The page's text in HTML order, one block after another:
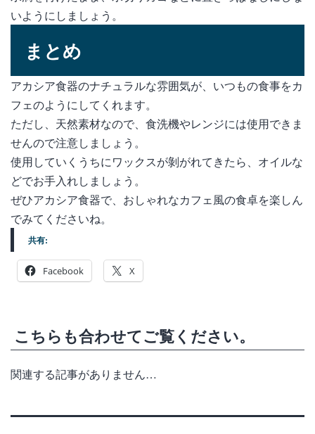
いようにしましょう。
まとめ
アカシア食器のナチュラルな雰囲気が、いつもの食事をカ
フェのようにしてくれます。
ただし、天然素材なので、食洗機やレンジには使用できま
せんので注意しましょう。
使用していくうちにワックスが剝がれてきたら、オイルな
どでお手入れしましょう。
ぜひアカシア食器で、おしゃれなカフェ風の食卓を楽しん
でみてくださいね。
共有:
Facebook X
こちらも合わせてご覧ください。
関連する記事がありません…